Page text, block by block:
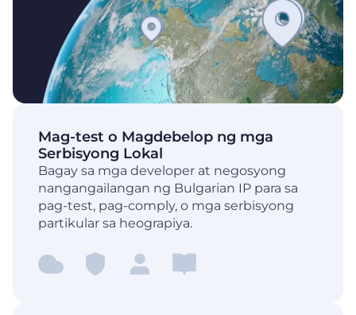
Mag-test o Magdebelop ng mga
Serbisyong Lokal
Bagay sa mga developer at negosyong
nangangailangan ng Bulgarian IP para sa
pag-test, pag-comply, o mga serbisyong
partikular sa heograpiya.